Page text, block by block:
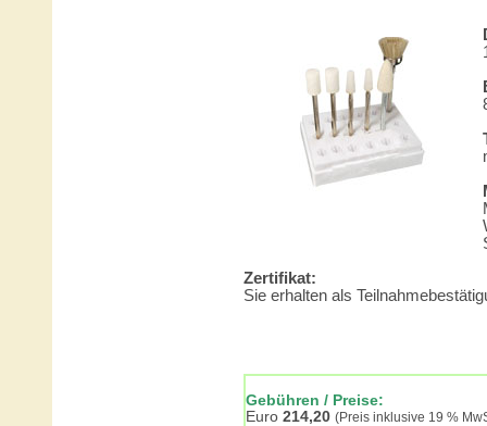
Zertifikat:
Sie erhalten als
Gebühren / Preise:
Euro 214,20 (Preis inklusive 19 %